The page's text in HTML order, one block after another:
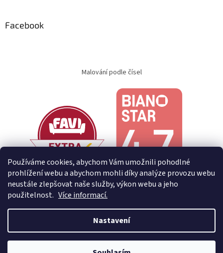
Používáme cookies, abychom Vám umožnili pohodlné
prohlížení webu a abychom mohli díky analýze provozu webu
neustále zlepšovat naše služby, výkon webu a jeho
použitelnost. Více informací.
Nastavení
Facebook
Malování podle čísel
Vytvořil Shoptet